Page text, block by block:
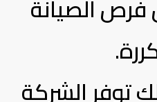
فرص الصيانة
توفر الشركة